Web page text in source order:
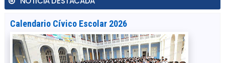
Calendario Cívico Escolar 2026